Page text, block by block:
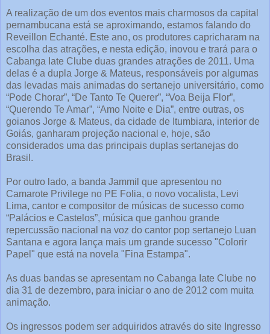
A realização de um dos eventos mais charmosos da capital
pernambucana está se aproximando, estamos falando do
Reveillon Echanté. Este ano, os produtores capricharam na
escolha das atrações, e nesta edição, inovou e trará para o
Cabanga Iate Clube duas grandes atrações de 2011. Uma
delas é a dupla Jorge & Mateus, responsáveis por algumas
das levadas mais animadas do sertanejo universitário, como
“Pode Chorar”, “De Tanto Te Querer”, “Voa Beija Flor”,
“Querendo Te Amar”, “Amo Noite e Dia”, entre outras, os
goianos Jorge & Mateus, da cidade de Itumbiara, interior de
Goiás, ganharam projeção nacional e, hoje, são
considerados uma das principais duplas sertanejas do
Brasil.
Por outro lado, a banda Jammil que apresentou no
Camarote Privilege no PE Folia, o novo vocalista, Levi
Lima, cantor e compositor de músicas de sucesso como
“Palácios e Castelos”, música que ganhou grande
repercussão nacional na voz do cantor pop sertanejo Luan
Santana e agora lança mais um grande sucesso "Colorir
Papel" que está na novela "Fina Estampa".
As duas bandas se apresentam no Cabanga Iate Clube no
dia 31 de dezembro, para iniciar o ano de 2012 com muita
animação.
Os ingressos podem ser adquiridos através do site Ingresso